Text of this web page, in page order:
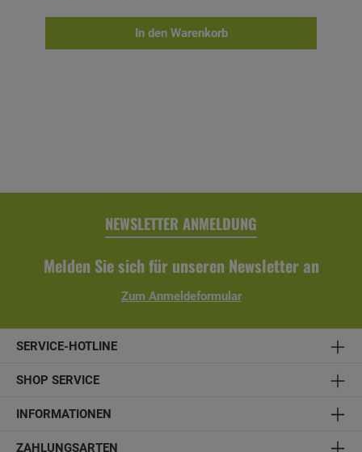
Einfaches Stecken und Verklemmen der Teile, einmaliges
Verkleben der Rinnenendstücke und Rinnenverbinder durch
In den Warenkorb
NEWSLETTER ANMELDUNG
Melden Sie sich für unseren Newsletter an
Zum Anmeldeformular
SERVICE-HOTLINE
SHOP SERVICE
INFORMATIONEN
ZAHLUNGSARTEN